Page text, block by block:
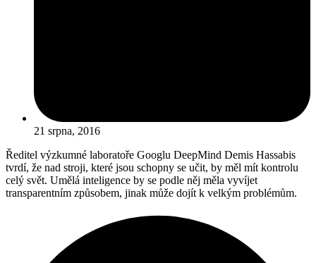
21 srpna, 2016
Ředitel výzkumné laboratoře Googlu DeepMind Demis Hassabis
tvrdí, že nad stroji, které jsou schopny se učit, by měl mít kontrolu
celý svět. Umělá inteligence by se podle něj měla vyvíjet
transparentním způsobem, jinak může dojít k velkým problémům.